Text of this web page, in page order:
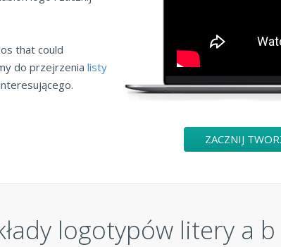
that could
do przejrzenia listy
ZACZNIJ
logotypów litery a b